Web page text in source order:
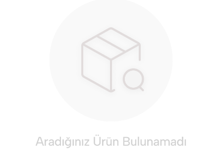
SOLUNUM CİHAZLARI
TANSİYON ALETLERİ
TEKERLEKLİ SANDALYE
VARİS ÇORAPLARI